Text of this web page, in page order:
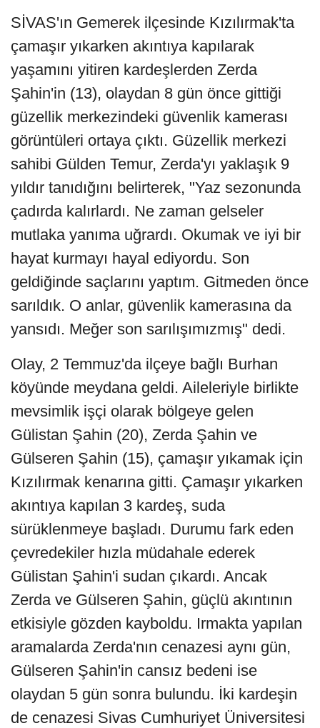
SİVAS'ın Gemerek ilçesinde Kızılırmak'ta
çamaşır yıkarken akıntıya kapılarak
yaşamını yitiren kardeşlerden Zerda
Şahin'in (13), olaydan 8 gün önce gittiği
güzellik merkezindeki güvenlik kamerası
görüntüleri ortaya çıktı. Güzellik merkezi
sahibi Gülden Temur, Zerda'yı yaklaşık 9
yıldır tanıdığını belirterek, "Yaz sezonunda
çadırda kalırlardı. Ne zaman gelseler
mutlaka yanıma uğrardı. Okumak ve iyi bir
hayat kurmayı hayal ediyordu. Son
geldiğinde saçlarını yaptım. Gitmeden önce
sarıldık. O anlar, güvenlik kamerasına da
yansıdı. Meğer son sarılışımızmış" dedi.
Olay, 2 Temmuz'da ilçeye bağlı Burhan
köyünde meydana geldi. Aileleriyle birlikte
mevsimlik işçi olarak bölgeye gelen
Gülistan Şahin (20), Zerda Şahin ve
Gülseren Şahin (15), çamaşır yıkamak için
Kızılırmak kenarına gitti. Çamaşır yıkarken
akıntıya kapılan 3 kardeş, suda
sürüklenmeye başladı. Durumu fark eden
çevredekiler hızla müdahale ederek
Gülistan Şahin'i sudan çıkardı. Ancak
Zerda ve Gülseren Şahin, güçlü akıntının
etkisiyle gözden kayboldu. Irmakta yapılan
aramalarda Zerda'nın cenazesi aynı gün,
Gülseren Şahin'in cansız bedeni ise
olaydan 5 gün sonra bulundu. İki kardeşin
de cenazesi Sivas Cumhuriyet Üniversitesi